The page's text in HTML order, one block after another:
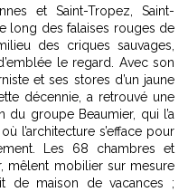
et Saint-Tropez, Saint-
long des falaises rouges de
des criques sauvages,
le regard. Avec son
et ses stores d’un jaune
décennie, a retrouvé une
du groupe Beaumier, qui l’a
l’architecture s’efface pour
Les 68 chambres et
mêlent mobilier sur mesure
de maison de vacances ;